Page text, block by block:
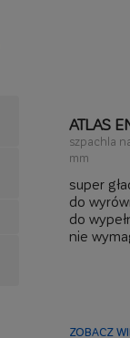
ATLAS
szpachla
mm
super
do
do
nie
ZOBACZ